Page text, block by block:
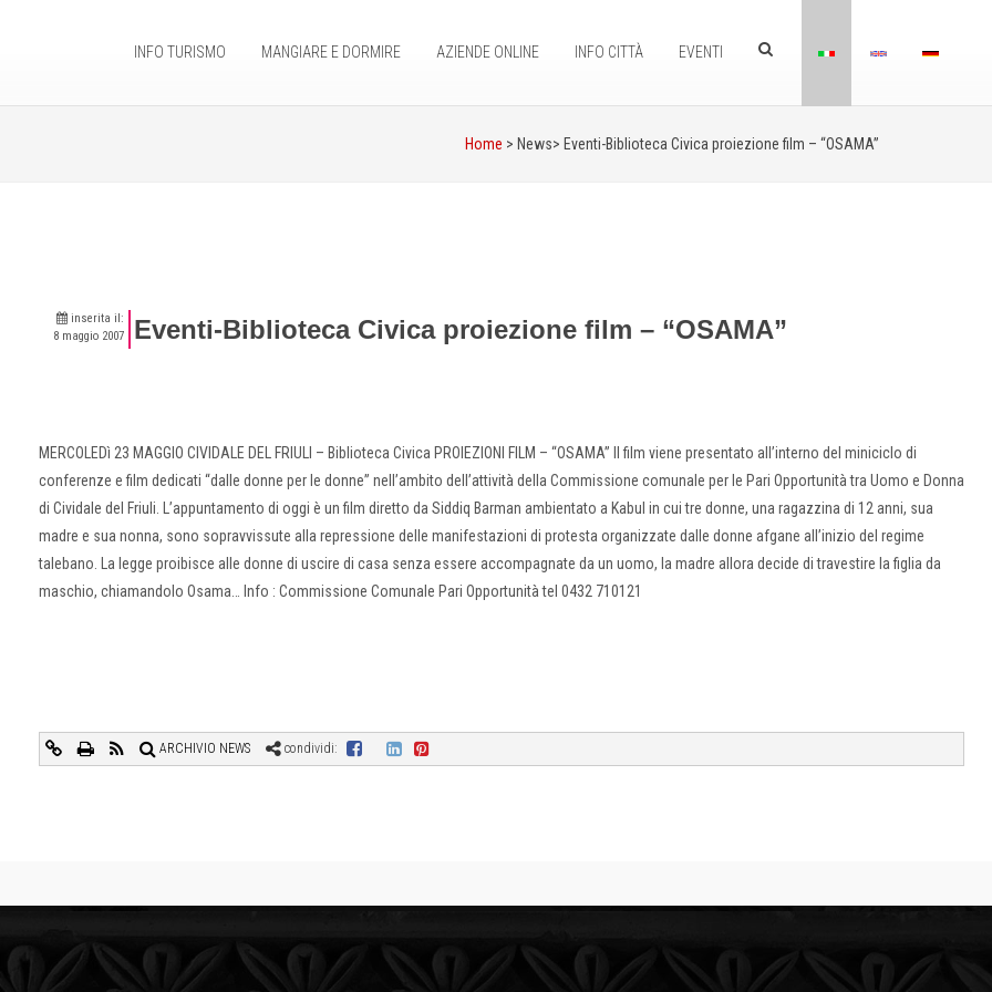
INFO TURISMO MANGIARE E DORMIRE AZIENDE ONLINE INFO CITTÀ EVENTI
Home > News> Eventi-Biblioteca Civica proiezione film – “OSAMA”
inserita il:
8 maggio 2007
Eventi-Biblioteca Civica proiezione film – “OSAMA”
MERCOLEDì 23 MAGGIO CIVIDALE DEL FRIULI – Biblioteca Civica PROIEZIONI FILM – “OSAMA” Il film viene presentato all’interno del miniciclo di
conferenze e film dedicati “dalle donne per le donne” nell’ambito dell’attività della Commissione comunale per le Pari Opportunità tra Uomo e Donna
di Cividale del Friuli. L’appuntamento di oggi è un film diretto da Siddiq Barman ambientato a Kabul in cui tre donne, una ragazzina di 12 anni, sua
madre e sua nonna, sono sopravvissute alla repressione delle manifestazioni di protesta organizzate dalle donne afgane all’inizio del regime
talebano. La legge proibisce alle donne di uscire di casa senza essere accompagnate da un uomo, la madre allora decide di travestire la figlia da
maschio, chiamandolo Osama… Info : Commissione Comunale Pari Opportunità tel 0432 710121
ARCHIVIO NEWS condividi: